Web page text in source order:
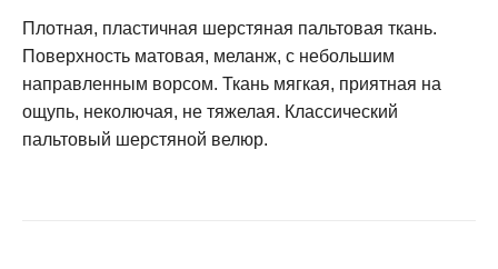
Плотная, пластичная шерстяная пальтовая ткань.
Поверхность матовая, меланж, с небольшим
направленным ворсом. Ткань мягкая, приятная на
ощупь, неколючая, не тяжелая. Классический
пальтовый шерстяной велюр.